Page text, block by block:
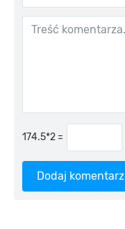
=
Dodaj komentarz